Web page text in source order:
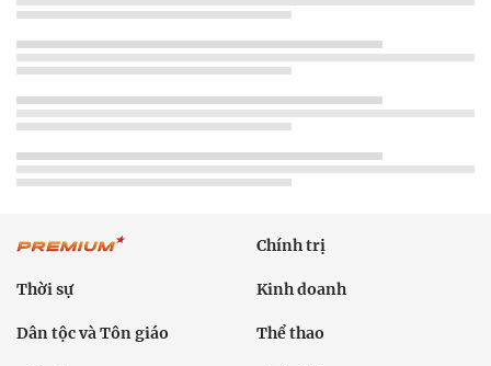
Chính trị
Thời sự Kinh doanh
Dân tộc và Tôn giáo Thể thao